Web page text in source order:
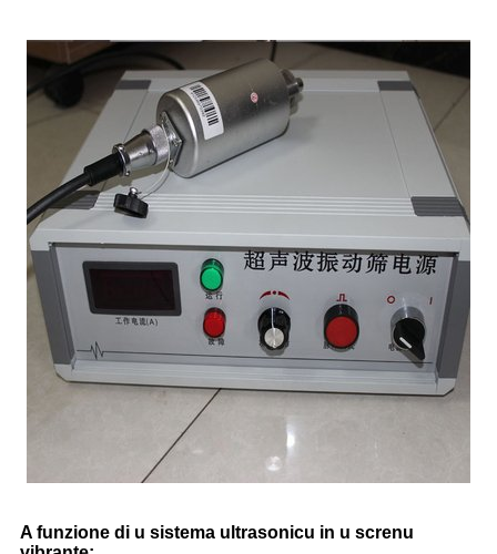
A funzione di u sistema ultrasonicu in u screnu